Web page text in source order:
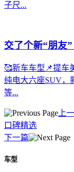
子尺...
交了个新“朋友”
🥰新车车型📌提车
纯电大六座SUV，
等...
上
口碑精选
下一篇
车型